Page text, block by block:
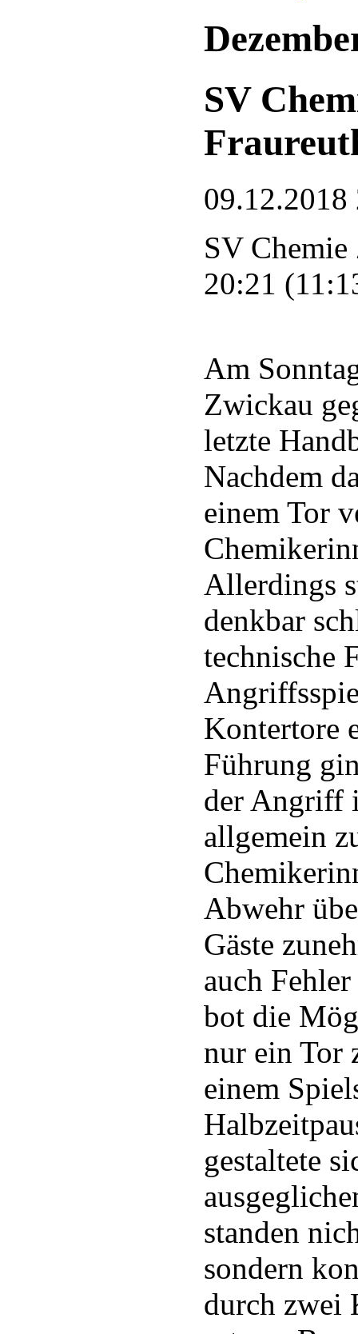
SV
SV
20:21
Am
Zwickau
letzte
Nachdem
einem Tor
Allerdings
denkbar
technische
Kontertore
Führung
der Angriff
allgemein
Abwehr
Gäste
auch
bot die
nur ein Tor
einem
gestaltete
standen
sondern
durch zwei